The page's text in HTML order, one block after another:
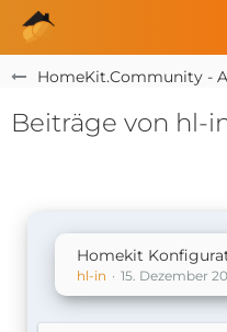
HomeKit.Community -
Beiträge von hl-
Homekit
hl-in 15. Dezember